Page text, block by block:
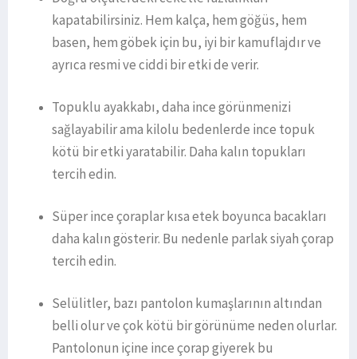
kapatabilirsiniz. Hem kalça, hem göğüs, hem
basen, hem göbek için bu, iyi bir kamuflajdır ve
ayrıca resmi ve ciddi bir etki de verir.
Topuklu ayakkabı, daha ince görünmenizi
sağlayabilir ama kilolu bedenlerde ince topuk
kötü bir etki yaratabilir. Daha kalın topukları
tercih edin.
Süper ince çoraplar kısa etek boyunca bacakları
daha kalın gösterir. Bu nedenle parlak siyah çorap
tercih edin.
Selülitler, bazı pantolon kumaşlarının altından
belli olur ve çok kötü bir görünüme neden olurlar.
Pantolonun içine ince çorap giyerek bu